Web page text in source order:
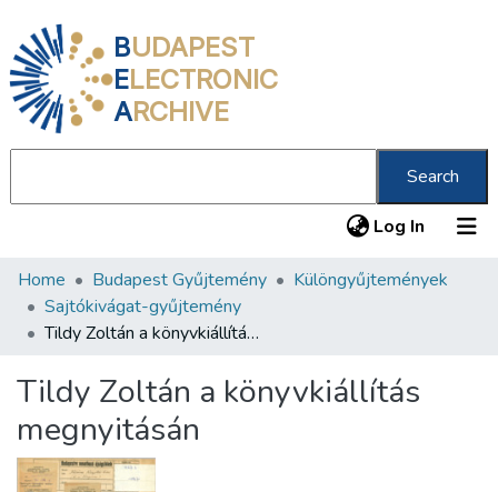
BUDAPEST
ELECTRONIC
ARCHIVE
Search
Log In (current)
Communities & Collections
All of DSpace
About us
Home Budapest Gyűjtemény
Különgyűjtemények
Sajtókivágat-gyűjtemény
Tildy Zoltán a könyvkiállítás megnyitásán
Tildy Zoltán a könyvkiállítás
megnyitásán